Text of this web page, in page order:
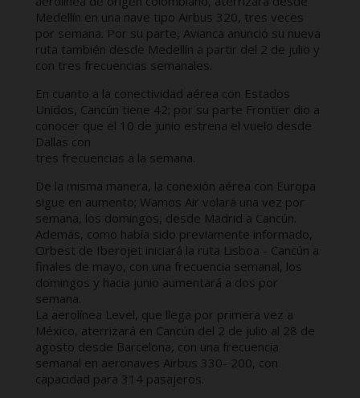
Medellín en una nave tipo Airbus 320, tres veces
por semana. Por su parte, Avianca anunció su nueva
ruta también desde Medellín a partir del 2 de julio y
con tres frecuencias semanales.
En cuanto a la conectividad aérea con Estados
Unidos, Cancún tiene 42; por su parte Frontier dio a
conocer que el 10 de junio estrena el vuelo desde
Dallas con
tres frecuencias a la semana.
De la misma manera, la conexión aérea con Europa
sigue en aumento; Wamos Air volará una vez por
semana, los domingos, desde Madrid a Cancún.
Además, como había sido previamente informado,
Orbest de Iberojet iniciará la ruta Lisboa - Cancún a
finales de mayo, con una frecuencia semanal, los
domingos y hacia junio aumentará a dos por
semana.
La aerolínea Level, que llega por primera vez a
México, aterrizará en Cancún del 2 de julio al 28 de
agosto desde Barcelona, con una frecuencia
semanal en aeronaves Airbus 330- 200, con
capacidad para 314 pasajeros.